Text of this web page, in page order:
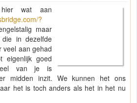
wat aan
?
maar
in dezelfde
veel aan gehad
eigenlijk goed
van je is
midden inzit. We kunnen het ons
het is toch anders als het in het nu